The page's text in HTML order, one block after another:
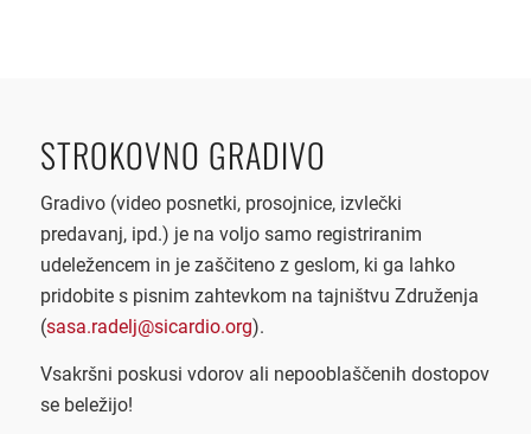
STROKOVNO GRADIVO
Gradivo (video posnetki, prosojnice, izvlečki
predavanj, ipd.) je na voljo samo registriranim
udeležencem in je zaščiteno z geslom, ki ga lahko
pridobite s pisnim zahtevkom na tajništvu Združenja
(sasa.radelj@sicardio.org).
Vsakršni poskusi vdorov ali nepooblaščenih dostopov
se beležijo!